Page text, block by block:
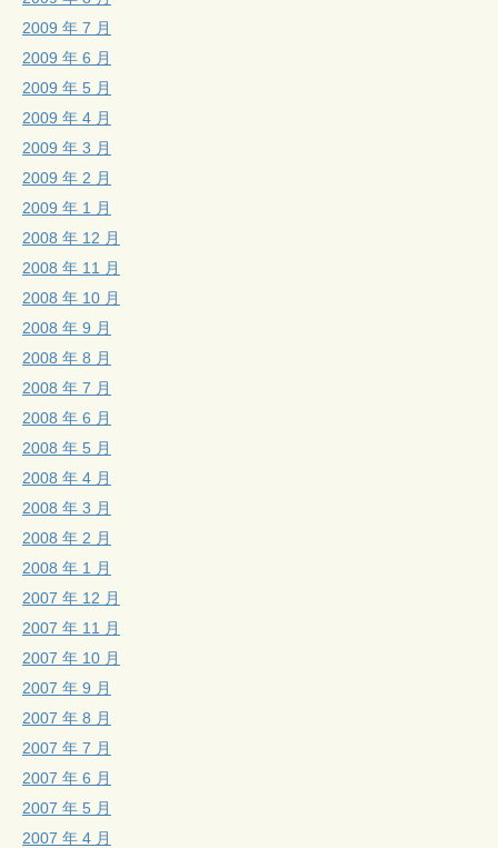
2009 年 7 月
2009 年 6 月
2009 年 5 月
2009 年 4 月
2009 年 3 月
2009 年 2 月
2009 年 1 月
2008 年 12 月
2008 年 11 月
2008 年 10 月
2008 年 9 月
2008 年 8 月
2008 年 7 月
2008 年 6 月
2008 年 5 月
2008 年 4 月
2008 年 3 月
2008 年 2 月
2008 年 1 月
2007 年 12 月
2007 年 11 月
2007 年 10 月
2007 年 9 月
2007 年 8 月
2007 年 7 月
2007 年 6 月
2007 年 5 月
2007 年 4 月